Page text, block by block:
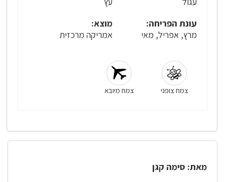
עונת הפריחה:
מרץ, אפריל, מאי
מוצא:
אמריקה מרכזית
צמח צופני צמח מיובא
מאת: סימה קגן